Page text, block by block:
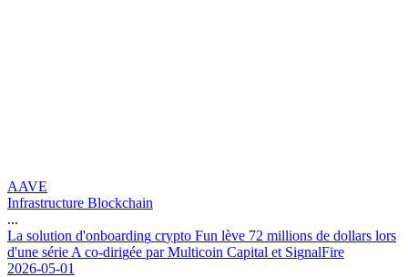
AAVE
Infrastructure Blockchain
...
La solution d'onboarding crypto Fun lève 72 millions de dollars lors
d'une série A co-dirigée par Multicoin Capital et SignalFire
2026-05-01